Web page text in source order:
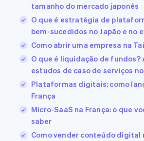
tamanho do mercado japonês
O que é estratégia de
bem-sucedidos no Japão e no
Como abrir uma empresa na
O que é liquidação de fundos?
estudos de caso de serviços
Plataformas digitais: como
França
Micro-SaaS na França: o que
saber
Como vender conteúdo digital